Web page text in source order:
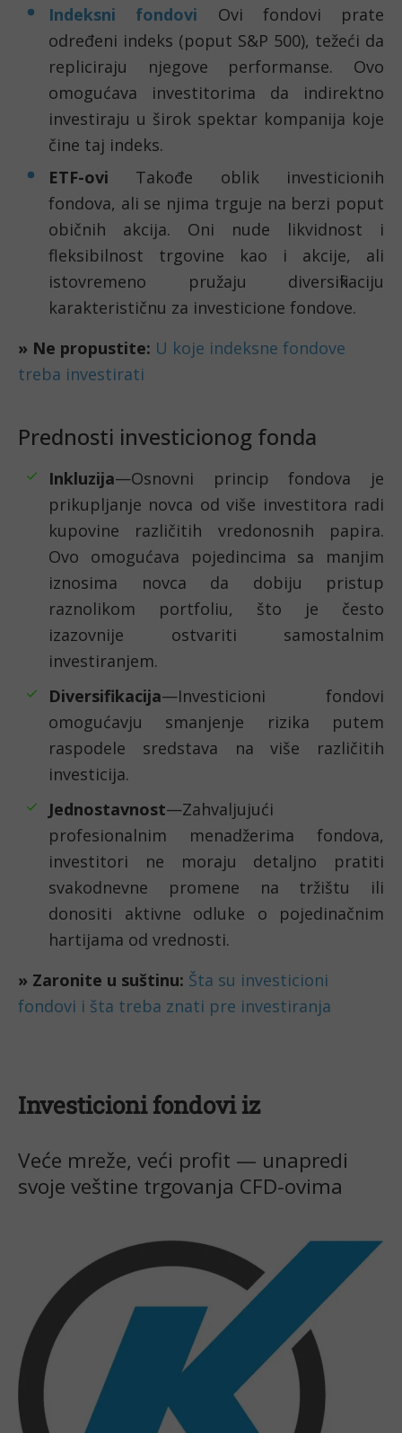
Indeksni fondovi Ovi fondovi prate
određeni indeks (poput S&P 500), težeći da
repliciraju njegove performanse. Ovo
omogućava investitorima da indirektno
investiraju u širok spektar kompanija koje
čine taj indeks.
ETF-ovi Takođe oblik investicionih
fondova, ali se njima trguje na berzi poput
običnih akcija. Oni nude likvidnost i
fleksibilnost trgovine kao i akcije, ali
istovremeno pružaju diversifikaciju
karakterističnu za investicione fondove.
» Ne propustite: U koje indeksne fondove
treba investirati
Prednosti investicionog fonda
Inkluzija—Osnovni princip fondova je
prikupljanje novca od više investitora radi
kupovine različitih vredonosnih papira.
Ovo omogućava pojedincima sa manjim
iznosima novca da dobiju pristup
raznolikom portfoliu, što je često
izazovnije ostvariti samostalnim
investiranjem.
Diversifikacija—Investicioni fondovi
omogućavju smanjenje rizika putem
raspodele sredstava na više različitih
investicija.
Jednostavnost—Zahvaljujući
profesionalnim menadžerima fondova,
investitori ne moraju detaljno pratiti
svakodnevne promene na tržištu ili
donositi aktivne odluke o pojedinačnim
hartijama od vrednosti.
» Zaronite u suštinu: Šta su investicioni
fondovi i šta treba znati pre investiranja
Investicioni fondovi iz
Veće mreže, veći profit — unapredi
svoje veštine trgovanja CFD-ovima